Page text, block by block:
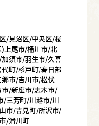
/見沼区/中央区/桜
上尾市/桶川市/北
須市/羽生市/久喜
町/杉戸町/春日部
市/吉川市/松伏
/新座市/志木市/
/三芳町/川越市/川
市/吉見町/所沢市/
/滑川町